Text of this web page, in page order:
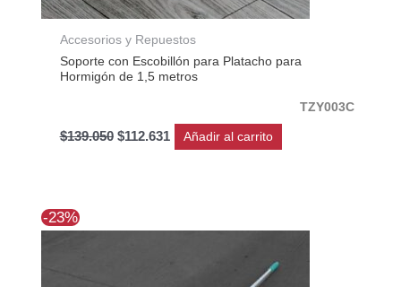
Accesorios y Repuestos
Soporte con Escobillón para Platacho para
Hormigón de 1,5 metros
TZY003C
$139.050 $112.631 Añadir al carrito
-23%
precio precio